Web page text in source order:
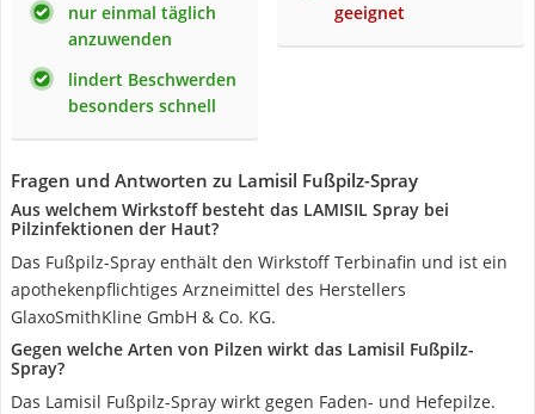
nur einmal täglich
anzuwenden
lindert Beschwerden
besonders schnell
geeignet
Fragen und Antworten zu Lamisil Fußpilz-Spray
Aus welchem Wirkstoff besteht das LAMISIL Spray bei
Pilzinfektionen der Haut?
Das Fußpilz-Spray enthält den Wirkstoff Terbinafin und ist ein
apothekenpflichtiges Arzneimittel des Herstellers
GlaxoSmithKline GmbH & Co. KG.
Gegen welche Arten von Pilzen wirkt das Lamisil Fußpilz-
Spray?
Das Lamisil Fußpilz-Spray wirkt gegen Faden- und Hefepilze.